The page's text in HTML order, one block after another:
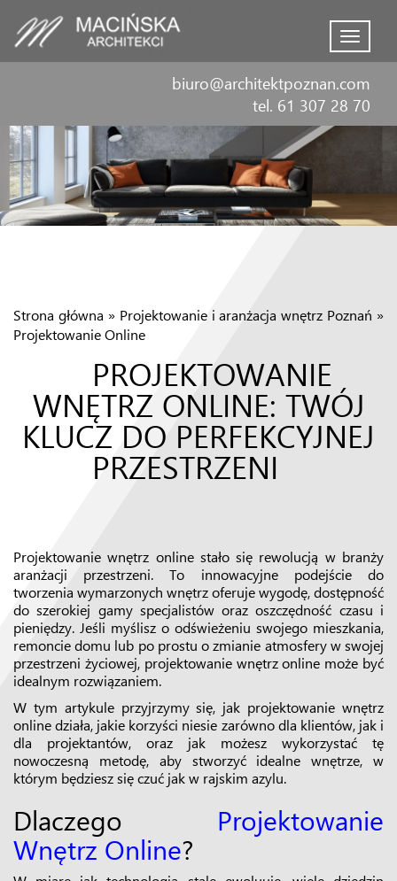
Menu
biuro@architektpoznan.com
tel. 61 307 28 70
Strona główna » Projektowanie i aranżacja wnętrz Poznań »
Projektowanie Online
PROJEKTOWANIE
WNĘTRZ ONLINE: TWÓJ
KLUCZ DO PERFEKCYJNEJ
PRZESTRZENI
Projektowanie wnętrz online stało się rewolucją w branży
aranżacji przestrzeni. To innowacyjne podejście do
tworzenia wymarzonych wnętrz oferuje wygodę, dostępność
do szerokiej gamy specjalistów oraz oszczędność czasu i
pieniędzy. Jeśli myślisz o odświeżeniu swojego mieszkania,
remoncie domu lub po prostu o zmianie atmosfery w swojej
przestrzeni życiowej, projektowanie wnętrz online może być
idealnym rozwiązaniem.
W tym artykule przyjrzymy się, jak projektowanie wnętrz
online działa, jakie korzyści niesie zarówno dla klientów, jak i
dla projektantów, oraz jak możesz wykorzystać tę
nowoczesną metodę, aby stworzyć idealne wnętrze, w
którym będziesz się czuć jak w rajskim azylu.
Dlaczego Projektowanie
Wnętrz Online?